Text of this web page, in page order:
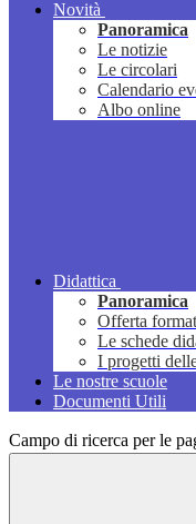
Novità
Panoramica
Le notizie
Le circolari
Calendario
Albo online
Didattica
Panoramica
Offerta
Le schede
I progetti
Le nostre scuole
Documenti Utili
Campo di ricerca per le